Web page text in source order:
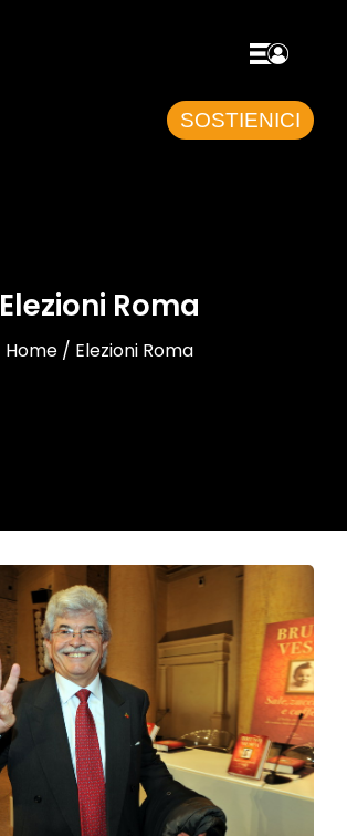
SOSTIENICI
Elezioni Roma
Home / Elezioni Roma